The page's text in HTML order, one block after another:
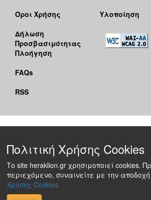
Όροι Χρήσης
Δήλωση
Προσβασιμότητας
Πλοήγηση
FAQs
RSS
Υλοποίηση
Πολιτική Χρήσης Cookies
Το site heraklion.gr χρησιμοποιεί cookies.
περιεχόμενο, συναινείτε με την αποδοχή
Χρήσης Cookies